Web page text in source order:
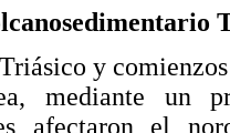
y
mediante un
afectaron el